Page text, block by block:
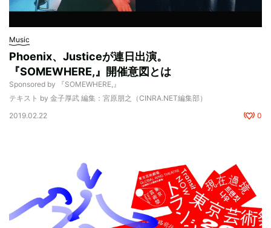
Music
Phoenix、Justiceが連日出演。
『SOMEWHERE,』開催意図とは
Sponsored by 『SOMEWHERE,』
テキスト by 金子厚武 編集：宮原朋之（CINRA.NET編集部）
2019.02.22
0